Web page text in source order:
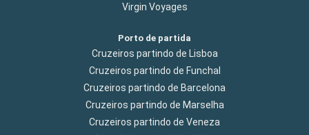
Virgin Voyages
Porto de partida
Cruzeiros partindo de Lisboa
Cruzeiros partindo de Funchal
Cruzeiros partindo de Barcelona
Cruzeiros partindo de Marselha
Cruzeiros partindo de Veneza